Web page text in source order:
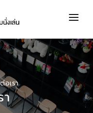
อเรา